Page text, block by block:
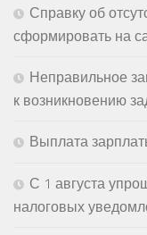
Справку об
сформировать на
Неправильное
к возникновению
Выплата
С 1 августа
налоговых